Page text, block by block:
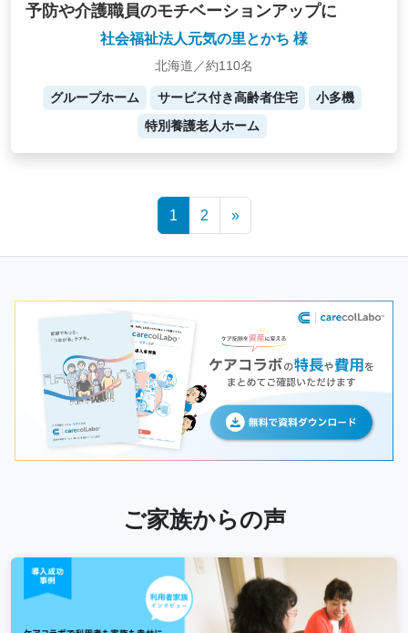
予防や介護職員のモチベーションアップに
社会福祉法人元気の里とかち 様
北海道／約110名
グループホーム サービス付き高齢者住宅
小多機
特別養護老人ホーム
1 2 »
ご家族からの声